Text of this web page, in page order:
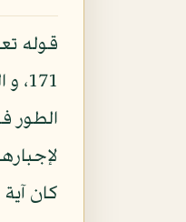
قوله
الطور
كان